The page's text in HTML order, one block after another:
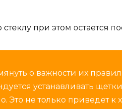
при этом остается
о важности их
устанавливать
Это не только приведет